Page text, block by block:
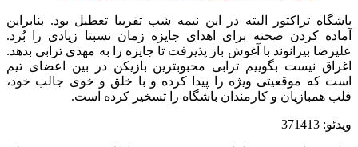
باشگاه تراکتور البته در این نیمه شب تقریبا تعطیل بود. بنابراین
آماده کردن صحنه برای اهدای جایزه زمان نسبتا زیادی را بُرد.
علیرضا بیرانوند با آغوش باز پذیرفت تا جایزه را به مهدی ترابی بدهد.
اغراق نیست بگوییم ترابی محبوبترین بازیکن در بین اعضای تیم
است که موقعیتی ویژه را پیدا کرده و با خلق و خوی جالب خود،
قلب همبازیان و کارمندان باشگاه را تسخیر کرده است.
ویدئو: 371413